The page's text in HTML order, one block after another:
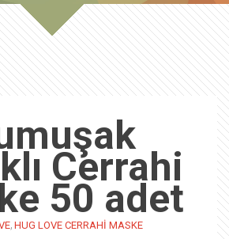
Cerrahi
50 adet
, HUG LOVE CERRAHI MASKE